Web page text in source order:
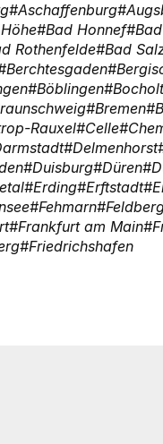
Aschaffenburg
Bad Honnef
Rothenfelde Bad
Berchtesgaden
Böblingen Bocholt
Bremen
Rauxel Celle
Delmenhorst
Duisburg Düren
Erding Erftstadt
Fehmarn
Frankfurt am Main
Friedrichshafen